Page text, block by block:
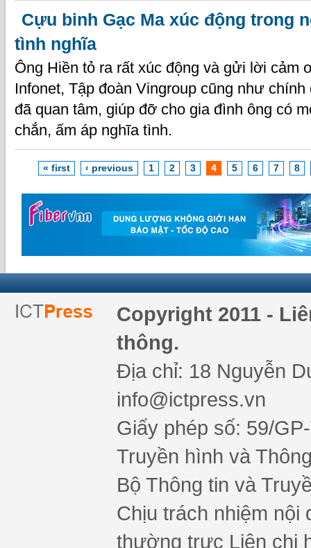
Cựu binh Gạc Ma xúc động trong
tình nghĩa
Ông Hiền tỏ ra rất xúc động và gửi lời cảm
Infonet, Tập đoàn Vingroup cũng như
đã quan tâm, giúp đỡ cho gia đình ông có
chắn, ấm áp nghĩa tình.
« first ‹ previous 1 2 3 4 5 6 7 8
Copyright 2011 -
thông.
Địa chỉ: 18 Nguyễn
info@ictpress.vn
Giấy phép số: 59/
Truyền hình và
Bộ Thông tin và
Chịu trách nhiệm nội
thường trực Liên chi